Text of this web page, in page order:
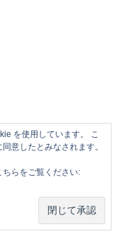
を使用しています。 こ
意したとみなされます。
らをご覧ください: